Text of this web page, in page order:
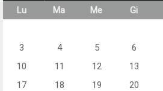
Lu
Ma Me Gi
3
4 5 6
10
11 12 13
17
18 19 20